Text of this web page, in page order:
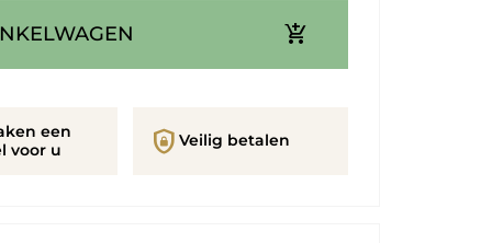
add_shopping_cart
een
voor u
shield_lock Veilig betalen